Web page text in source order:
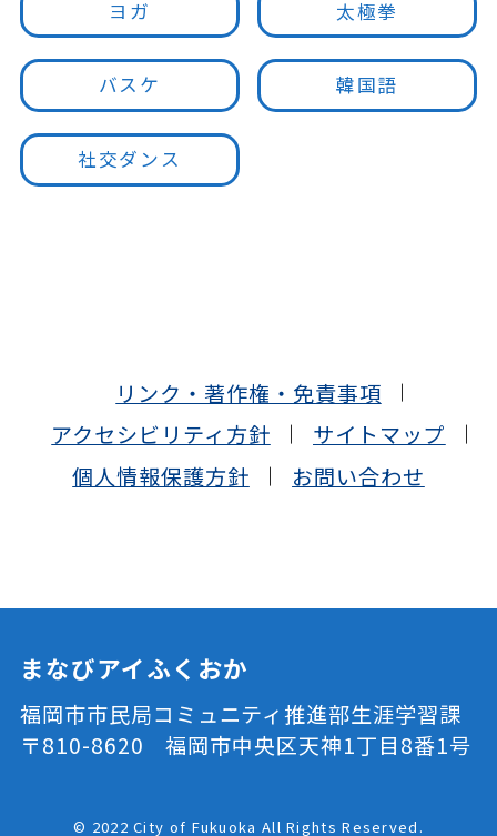
ヨガ 太極拳
バスケ 韓国語
社交ダンス
リンク・著作権・免責事項
アクセシビリティ方針
サイトマップ
個人情報保護方針
お問い合わせ
まなびアイふくおか
福岡市市民局コミュニティ推進部生涯学習課
〒810-8620 福岡市中央区天神1丁目8番1号
© 2022 City of Fukuoka All Rights Reserved.